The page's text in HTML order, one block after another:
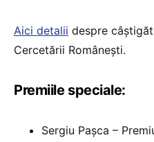
Aici detalii despre
Cercetării Românești.
Premiile speciale:
Sergiu Pașca –